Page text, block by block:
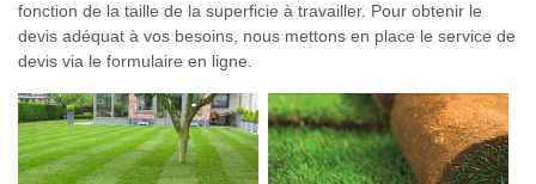
fonction de la taille de la superficie à travailler. Pour obtenir le
devis adéquat à vos besoins, nous mettons en place le service de
devis via le formulaire en ligne.